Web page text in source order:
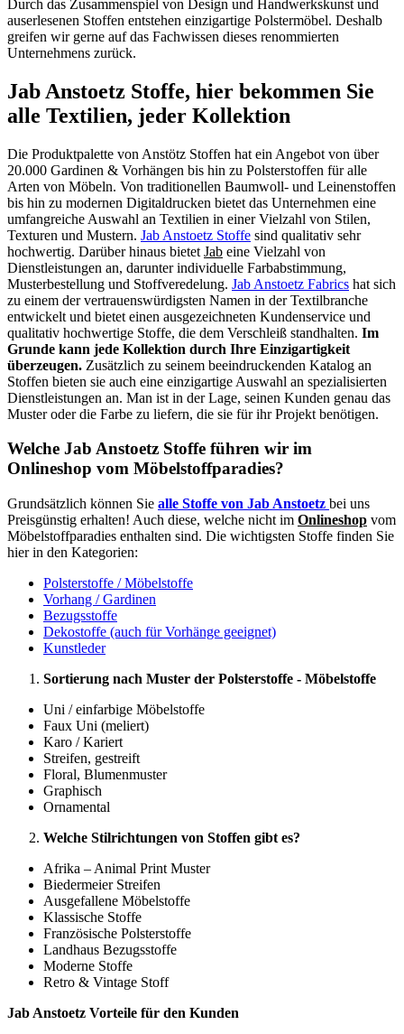
Durch das Zusammenspiel von Design und Handwerkskunst und
auserlesenen Stoffen entstehen einzigartige Polstermöbel. Deshalb
greifen wir gerne auf das Fachwissen dieses renommierten
Unternehmens zurück.
Jab Anstoetz Stoffe, hier bekommen Sie
alle Textilien, jeder Kollektion
Die Produktpalette von Anstötz Stoffen hat ein Angebot von über
20.000 Gardinen & Vorhängen bis hin zu Polsterstoffen für alle
Arten von Möbeln. Von traditionellen Baumwoll- und Leinenstoffen
bis hin zu modernen Digitaldrucken bietet das Unternehmen eine
umfangreiche Auswahl an Textilien in einer Vielzahl von Stilen,
Texturen und Mustern. Jab Anstoetz Stoffe sind qualitativ sehr
hochwertig. Darüber hinaus bietet Jab eine Vielzahl von
Dienstleistungen an, darunter individuelle Farbabstimmung,
Musterbestellung und Stoffveredelung. Jab Anstoetz Fabrics hat sich
zu einem der vertrauenswürdigsten Namen in der Textilbranche
entwickelt und bietet einen ausgezeichneten Kundenservice und
qualitativ hochwertige Stoffe, die dem Verschleiß standhalten. Im
Grunde kann jede Kollektion durch Ihre Einzigartigkeit
überzeugen. Zusätzlich zu seinem beeindruckenden Katalog an
Stoffen bieten sie auch eine einzigartige Auswahl an spezialisierten
Dienstleistungen an. Man ist in der Lage, seinen Kunden genau das
Muster oder die Farbe zu liefern, die sie für ihr Projekt benötigen.
Welche Jab Anstoetz Stoffe führen wir im
Onlineshop vom Möbelstoffparadies?
Grundsätzlich können Sie alle Stoffe von Jab Anstoetz bei uns
Preisgünstig erhalten! Auch diese, welche nicht im Onlineshop vom
Möbelstoffparadies enthalten sind. Die wichtigsten Stoffe finden Sie
hier in den Kategorien:
Polsterstoffe / Möbelstoffe
Vorhang / Gardinen
Bezugsstoffe
Dekostoffe (auch für Vorhänge geeignet)
Kunstleder
Sortierung nach Muster der Polsterstoffe - Möbelstoffe
Uni / einfarbige Möbelstoffe
Faux Uni (meliert)
Karo / Kariert
Streifen, gestreift
Floral, Blumenmuster
Graphisch
Ornamental
Welche Stilrichtungen von Stoffen gibt es?
Afrika – Animal Print Muster
Biedermeier Streifen
Ausgefallene Möbelstoffe
Klassische Stoffe
Französische Polsterstoffe
Landhaus Bezugsstoffe
Moderne Stoffe
Retro & Vintage Stoff
Jab Anstoetz Vorteile für den Kunden